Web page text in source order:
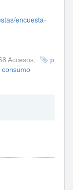
encuesta-
Accesos,
p
consumo